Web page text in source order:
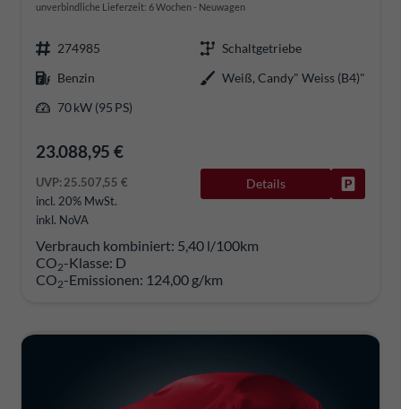
unverbindliche Lieferzeit: 6 Wochen Neuwagen
274985
Schaltgetriebe
Benzin
Weiß, Candy" Weiss (B4)"
70 kW (95 PS)
23.088,95 €
UVP:25.507,55 €
incl. 20% MwSt.
inkl. NoVA
Details
Verbrauch kombiniert: 5,40 l/100km
CO2-Klasse: D
CO2-Emissionen: 124,00 g/km